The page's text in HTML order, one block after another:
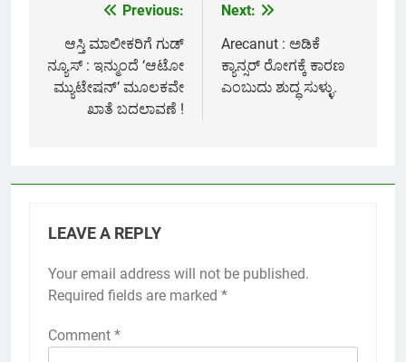
navigation
Previous:
ಆಸ್ತಿ ಮಾಲೀಕರಿಗೆ ಗುಡ್
ನ್ಯೂಸ್ : ಇನ್ಮುಂದೆ ‘ಆಟೋ
ಮ್ಯುಟೇಷನ್’ ಮೂಲಕವೇ
ಖಾತೆ ಬದಲಾವಣೆ !
Next:
Arecanut : ಅಡಿಕೆ
ಕ್ಯಾನ್ಸರ್ ರೋಗಕ್ಕೆ ಕಾರಣ
ಎಂಬುದು ಶುದ್ಧ ಸುಳ್ಳು.
LEAVE A REPLY
Your email address will not be published.
Required fields are marked *
Comment *